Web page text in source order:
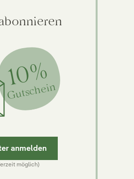
10%
Gutschein
anmelden
möglich)